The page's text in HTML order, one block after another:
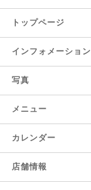
トップページ
インフォメーション
写真
メニュー
カレンダー
店舗情報